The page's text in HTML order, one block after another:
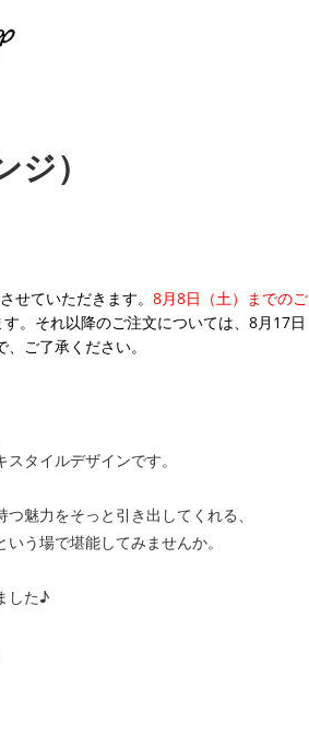
）
せていただきます。 8月8日（土）までのご
。それ以降のご注文については、8月17日
ご了承ください。
タイルデザインです。
魅力をそっと引き出してくれる、
う場で堪能してみませんか。
した♪